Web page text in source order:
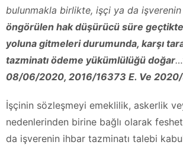
bulunmakla birlikte, işçi ya da işverenin
öngörülen hak düşürücü süre
yoluna gitmeleri durumunda, karşı
tazminatı ödeme yükümlülüğü doğar
08/06/2020, 2016/16373 E. Ve
İşçinin sözleşmeyi emeklilik, askerlik
nedenlerinden birine bağlı olarak
da işverenin ihbar tazminatı talebi